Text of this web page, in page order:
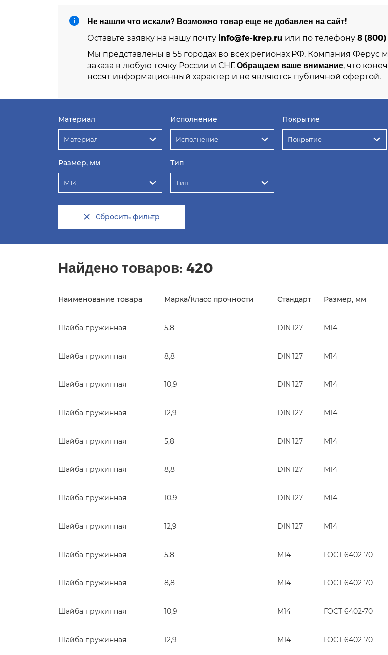
Не нашли что искали? Возможно товар еще не добавлен на сайт!
Оставьте заявку на нашу почту info@fe-krep.ru или по телефону 8 (800)
Мы представлены в 55 городах во всех регионах РФ. Компания Ферус
заказа в любую точку России и СНГ. Обращаем ваше внимание, что
носят информационный характер и не являются публичной офертой.
Материал
Материал
Исполнение
Исполнение
Покрытие
Покрытие
Размер, мм
М14,
Тип
Тип
Сбросить фильтр
Найдено товаров: 420
Наименование товара Марка/Класс прочности Стандарт Размер, мм
Шайба пружинная 5,8 DIN 127 М14
Шайба пружинная 8,8 DIN 127 М14
Шайба пружинная 10,9 DIN 127 М14
Шайба пружинная 12,9 DIN 127 М14
Шайба пружинная 5,8 DIN 127 М14
Шайба пружинная 8,8 DIN 127 М14
Шайба пружинная 10,9 DIN 127 М14
Шайба пружинная 12,9 DIN 127 М14
Шайба пружинная 5,8 М14 ГОСТ 6402-70
Шайба пружинная 8,8 М14 ГОСТ 6402-70
Шайба пружинная 10,9 М14 ГОСТ 6402-70
Шайба пружинная 12,9 М14 ГОСТ 6402-70